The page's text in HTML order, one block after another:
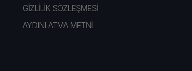
GİZLİLİK SÖZLEŞMESİ
AYDINLATMA METNİ